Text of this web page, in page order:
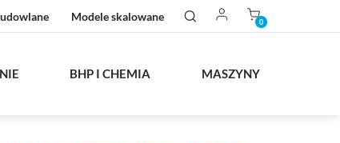
Modele skalowane 0
BHP I CHEMIA MASZYNY